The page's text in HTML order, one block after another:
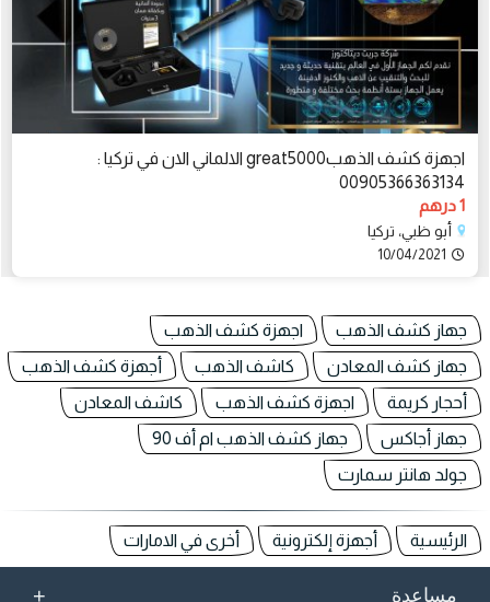
اجهزة كشف الذهبgreat5000 الالماني الان في تركيا :
00905366363134
1 درهم
أبو ظبي، تركيا
10/04/2021
جهاز كشف الذهب
اجهزة كشف الذهب
جهاز كشف المعادن
كاشف الذهب
أجهزة كشف الذهب
أحجار كريمة
اجهزة كشف الذهب
كاشف المعادن
جهاز أجاكس
جهاز كشف الذهب ام أف 90
جولد هانتر سمارت
الرئيسية أجهزة إلكترونية أخرى في الامارات
مساعدة +